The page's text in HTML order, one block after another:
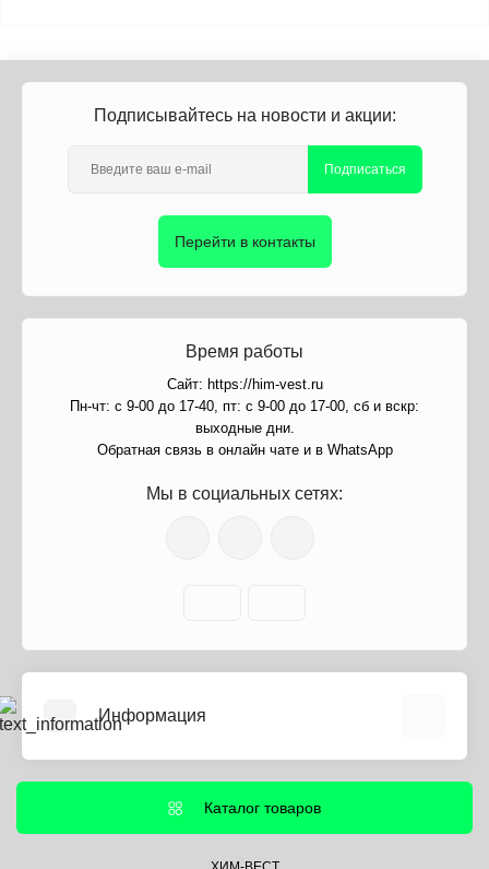
Подписывайтесь на новости и акции:
Подписаться
Перейти в контакты
Время работы
Сайт: https://him-vest.ru
Пн-чт: с 9-00 до 17-40, пт: с 9-00 до 17-00, сб и вскр:
выходные дни.
Обратная связь в онлайн чате и в WhatsApp
Мы в социальных сетях:
Информация
Информация о доставке
Политика безопасности
Каталог товаров